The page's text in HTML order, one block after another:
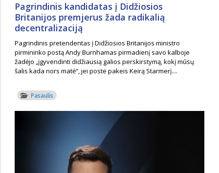
Pagrindinis kandidatas į Didžiosios
Britanijos premjerus žada radikalią
decentralizaciją
Pagrindinis pretendentas į Didžiosios Britanijos ministro
pirmininko postą Andy Burnhamas pirmadienį savo kalboje
žadėjo „įgyvendinti didžiausią galios perskirstymą, kokį mūsų
šalis kada nors matė“, jei poste pakeis Keirą Starmerį....
Pasaulis